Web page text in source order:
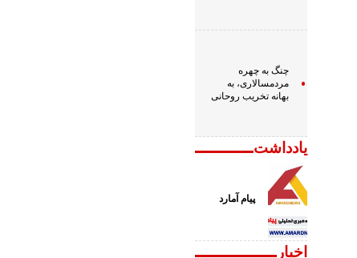
چنگ به چهره
مردمسالاری، به
بهانه تخریب روحانی
یادداشت
پیام آمارد
اخبار